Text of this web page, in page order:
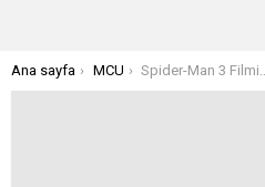
Buradasınız:
Ana sayfa MCU Spider-Man 3 Filmi MCU Aşama 4 İçin Kilit Rol Oynayacak